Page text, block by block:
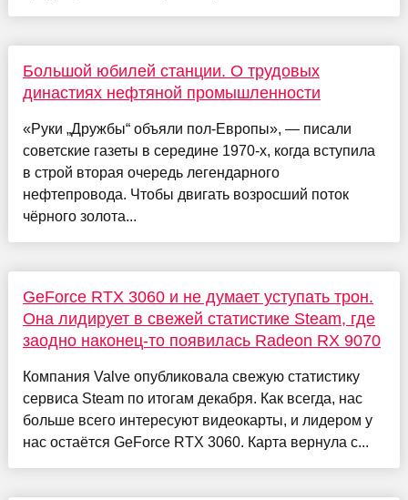
Большой юбилей станции. О трудовых
династиях нефтяной промышленности
«Руки „Дружбы“ объяли пол-Европы», — писали
советские газеты в середине 1970-х, когда вступила
в строй вторая очередь легендарного
нефтепровода. Чтобы двигать возросший поток
чёрного золота...
GeForce RTX 3060 и не думает уступать трон.
Она лидирует в свежей статистике Steam, где
заодно наконец-то появилась Radeon RX 9070
Компания Valve опубликовала свежую статистику
сервиса Steam по итогам декабря. Как всегда, нас
больше всего интересуют видеокарты, и лидером у
нас остаётся GeForce RTX 3060. Карта вернула с...